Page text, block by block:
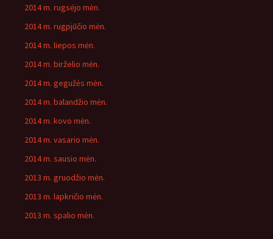
2014 m. rugsėjo mėn.
2014 m. rugpjūčio mėn.
2014 m. liepos mėn.
2014 m. birželio mėn.
2014 m. gegužės mėn.
2014 m. balandžio mėn.
2014 m. kovo mėn.
2014 m. vasario mėn.
2014 m. sausio mėn.
2013 m. gruodžio mėn.
2013 m. lapkričio mėn.
2013 m. spalio mėn.